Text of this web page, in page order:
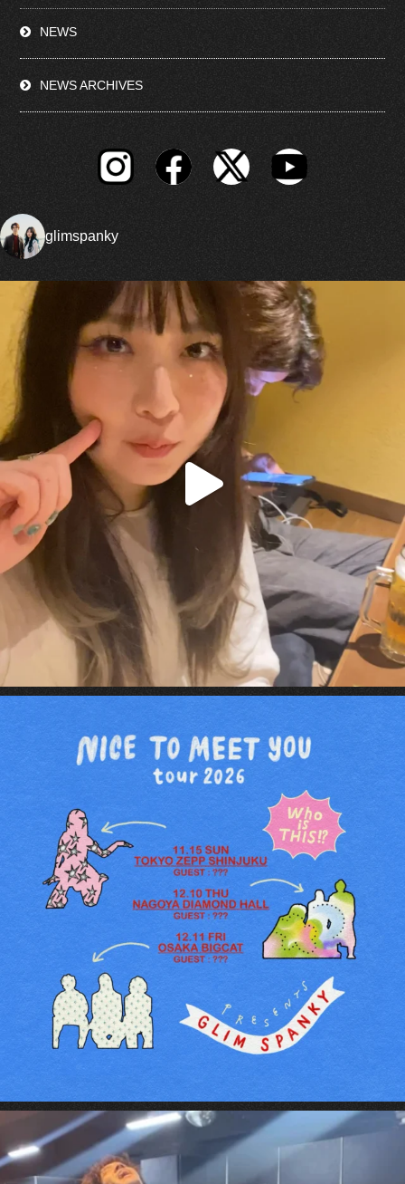
NEWS
NEWS ARCHIVES
glimspanky